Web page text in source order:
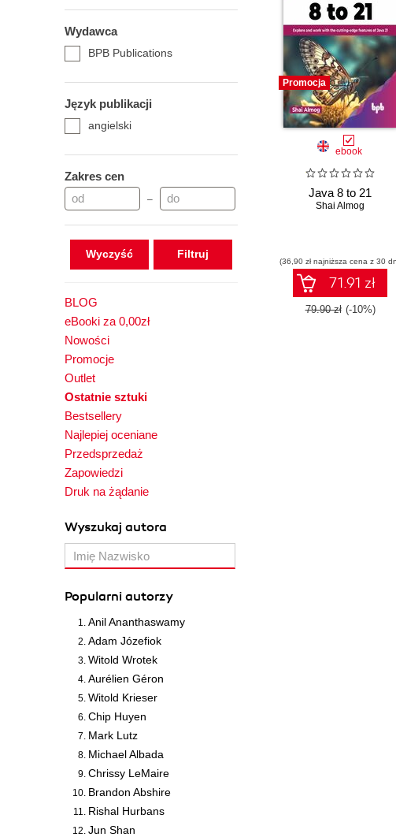
Wydawca
BPB Publications
Język publikacji
angielski
Zakres cen
–
Wyczyść
BLOG
eBooki za 0,00zł
Nowości
Promocje
Outlet
Ostatnie sztuki
Bestsellery
Najlepiej oceniane
Przedsprzedaż
Zapowiedzi
Druk na żądanie
Wyszukaj autora
Popularni autorzy
Anil Ananthaswamy
Adam Józefiok
Witold Wrotek
Aurélien Géron
Witold Krieser
Chip Huyen
Mark Lutz
Michael Albada
Chrissy LeMaire
Brandon Abshire
Rishal Hurbans
Jun Shan
Promocja
ebook
Java 8 to 21
Shai Almog
(36,90 zł najniższa cena z 30
71.91 zł
79.90 zł (-10%)